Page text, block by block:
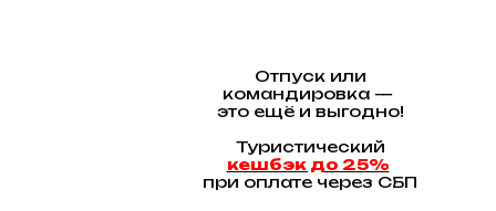
Отпуск или
командировка —
это ещё и выгодно!
Туристический
кешбэк до 25%
при оплате через СБП